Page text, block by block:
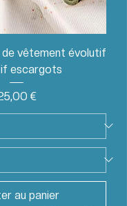
de vêtement évolutif
escargots
€
au panier